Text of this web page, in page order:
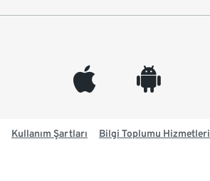
appleinc android
Kullanım Şartları Bilgi Toplumu Hizmetleri